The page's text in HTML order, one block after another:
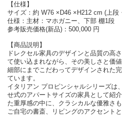
【仕様】
サイズ：約 W76 ×D46 ×H212 cm (上段
仕様：主材：マホガニー、下部 棚1段
参考販売価格(新品)：500,000 円
【商品説明】
ドレクセル家具のデザインと品質の高
て使い込まれながら、その美しさと価値
細部にまでこだわってデザインされた
ています。
イタリアン プロピンシャルシリーズは
せ式のアパートサイズの家具として紹
た重厚感の中に、クラシカルな優雅さ
ご自宅の書斎、リビングのアクセント